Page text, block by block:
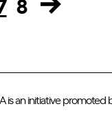
Page
is an initiative promoted